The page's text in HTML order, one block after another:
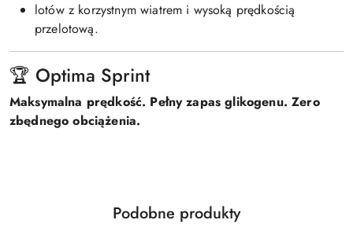
lotów z korzystnym wiatrem i wysoką prędkością
przelotową.
🏆 Optima Sprint
Maksymalna prędkość. Pełny zapas glikogenu. Zero
zbędnego obciążenia.
Pomiń karuzelę produktów
Produkty
Podobne produkty